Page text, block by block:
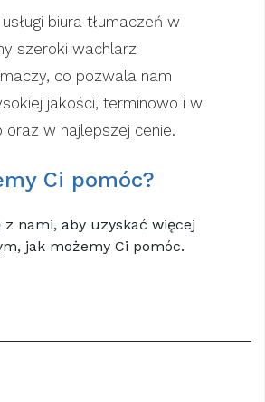
biura tłumaczeń w
szeroki wachlarz
co pozwala nam
jakości, terminowo i w
oraz w najlepszej cenie.
Ci pomóc?
nami, aby uzyskać więcej
jak możemy Ci pomóc.